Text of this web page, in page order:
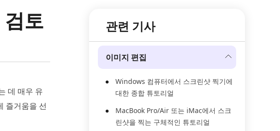
토
데 매우 유
즐거움을 선
관련 기사
이미지 편집
Windows 컴퓨터에서 스크린샷 찍기에
대한 종합 튜토리얼
MacBook Pro/Air 또는 iMac에서 스크
린샷을 찍는 구체적인 튜토리얼